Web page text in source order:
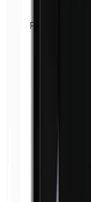
Formaldehído